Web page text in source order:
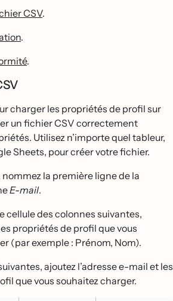
CSV.
.
.
charger les propriétés de profil sur
un fichier CSV correctement
Utilisez n’importe quel tableur,
Sheets, pour créer votre fichier.
nommez la première ligne de la
E-mail.
cellule des colonnes suivantes,
propriétés de profil que vous
(par exemple : Prénom, Nom).
ajoutez l’adresse e-mail et les
que vous souhaitez charger.